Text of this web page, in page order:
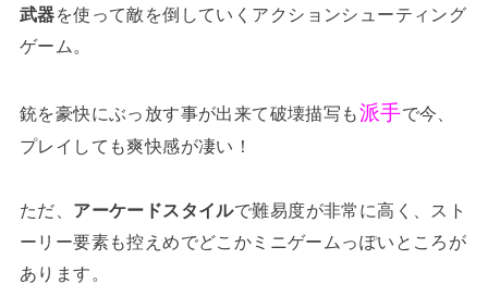
武器を使って敵を倒していくアクションシューティング
ゲーム。
銃を豪快にぶっ放す事が出来て破壊描写も派手で今、
プレイしても爽快感が凄い！
ただ、 アーケードスタイルで難易度が非常に高く、スト
ーリー要素も控えめでどこかミニゲームっぽいところが
あります。